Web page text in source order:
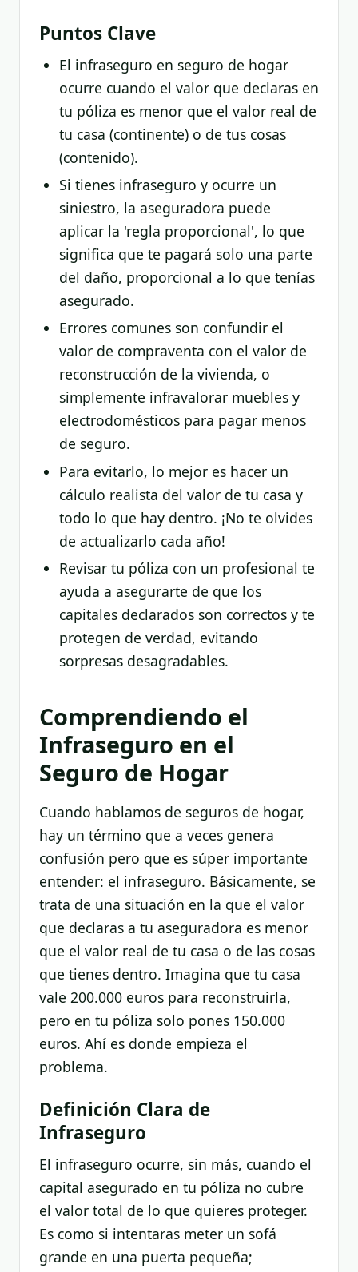
Puntos Clave
El infraseguro en seguro de hogar
ocurre cuando el valor que declaras en
tu póliza es menor que el valor real de
tu casa (continente) o de tus cosas
(contenido).
Si tienes infraseguro y ocurre un
siniestro, la aseguradora puede
aplicar la 'regla proporcional', lo que
significa que te pagará solo una parte
del daño, proporcional a lo que tenías
asegurado.
Errores comunes son confundir el
valor de compraventa con el valor de
reconstrucción de la vivienda, o
simplemente infravalorar muebles y
electrodomésticos para pagar menos
de seguro.
Para evitarlo, lo mejor es hacer un
cálculo realista del valor de tu casa y
todo lo que hay dentro. ¡No te olvides
de actualizarlo cada año!
Revisar tu póliza con un profesional te
ayuda a asegurarte de que los
capitales declarados son correctos y te
protegen de verdad, evitando
sorpresas desagradables.
Comprendiendo el
Infraseguro en el
Seguro de Hogar
Cuando hablamos de seguros de hogar,
hay un término que a veces genera
confusión pero que es súper importante
entender: el infraseguro. Básicamente, se
trata de una situación en la que el valor
que declaras a tu aseguradora es menor
que el valor real de tu casa o de las cosas
que tienes dentro. Imagina que tu casa
vale 200.000 euros para reconstruirla,
pero en tu póliza solo pones 150.000
euros. Ahí es donde empieza el
problema.
Definición Clara de
Infraseguro
El infraseguro ocurre, sin más, cuando el
capital asegurado en tu póliza no cubre
el valor total de lo que quieres proteger.
Es como si intentaras meter un sofá
grande en una puerta pequeña;